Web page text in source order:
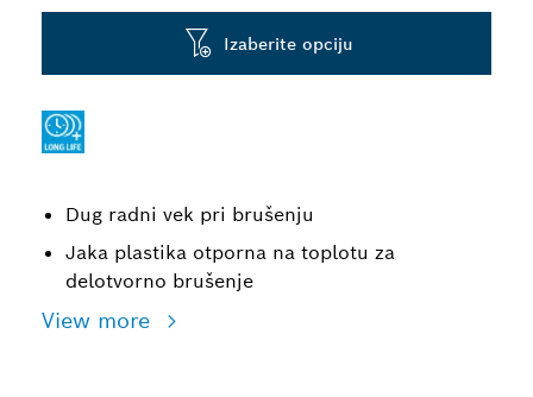
Dug radni vek pri brušenju
Jaka plastika otporna na toplotu za
delotvorno brušenje
View more
Izaberite opciju